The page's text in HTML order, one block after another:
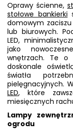
Oprawy ścienne,
stołowe bankierki
domowym
lub biurowych.
LED,
jako
wnętrzach. Te o
doskonale
światła
pielęgnacyjnych.
LED, które
miesięcznych
Lampy
ogrodu